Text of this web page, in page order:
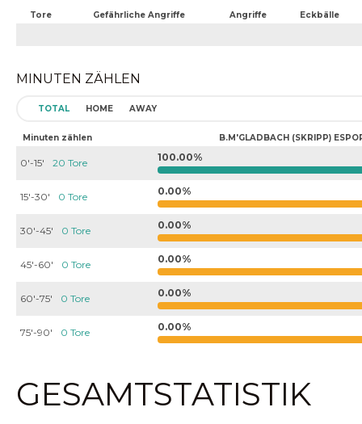
Tore Gefährliche Angriffe Angriffe Eckbälle
MINUTEN ZÄHLEN
TOTAL HOME AWAY
Minuten zählen B.M'GLADBACH (SKRIPP)
0'-15' 20 Tore 100.00%
15'-30' 0 Tore 0.00%
30'-45' 0 Tore 0.00%
45'-60' 0 Tore 0.00%
60'-75' 0 Tore 0.00%
75'-90' 0 Tore 0.00%
GESAMTSTATISTIK